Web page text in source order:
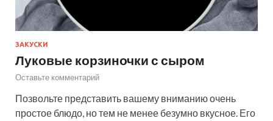
ЗАКУСКИ
Луковые корзиночки с сыром
Оставьте комментарий
Позвольте представить вашему вниманию очень
простое блюдо, но тем не менее безумно вкусное. Его